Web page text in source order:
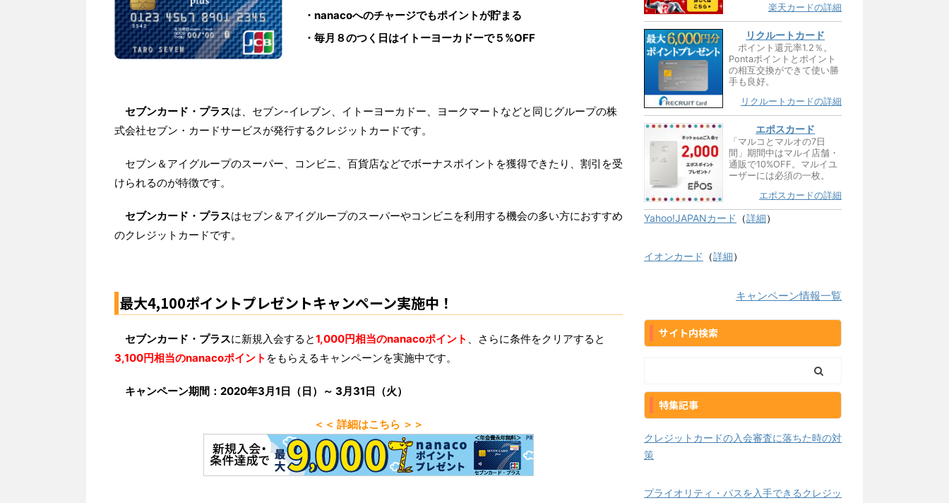
・nanacoへのチャージでもポイントが貯まる
・毎月８のつく日はイトーヨーカドーで５%OFF
セブンカード・プラスは、セブン-イレブン、イトーヨーカドー、ヨークマートなどと同じグループの株
式会社セブン・カードサービスが発行するクレジットカードです。
セブン＆アイグループのスーパー、コンビニ、百貨店などでボーナスポイントを獲得できたり、割引を受
けられるのが特徴です。
セブンカード・プラスはセブン＆アイグループのスーパーやコンビニを利用する機会の多い方におすすめ
のクレジットカードです。
最大4,100ポイントプレゼントキャンペーン実施中！
セブンカード・プラスに新規入会すると1,000円相当のnanacoポイント 、さらに条件をクリアすると
3,100円相当のnanacoポイント をもらえるキャンペーンを実施中です。
キャンペーン期間：2020年3月1日（日）～ 3月31日（火）
＜＜ 詳細はこちら ＞＞
楽天カードの詳細
リクルートカード
ポイント還元率1.2％。
Pontaポイントとポイント
の相互交換ができて使い勝
手も良好。
リクルートカードの詳細
エポスカード
「マルコとマルオの7日
間」期間中はマルイ店舗・
通販で10%OFF。マルイユ
ーザーには必須の一枚。
エポスカードの詳細
Yahoo!JAPANカード （詳細）
イオンカード （詳細）
キャンペーン情報一覧
サイト内検索
特集記事
クレジットカードの入会審査に落ちた時の対
策
プライオリティ・パスを入手できるクレジッ